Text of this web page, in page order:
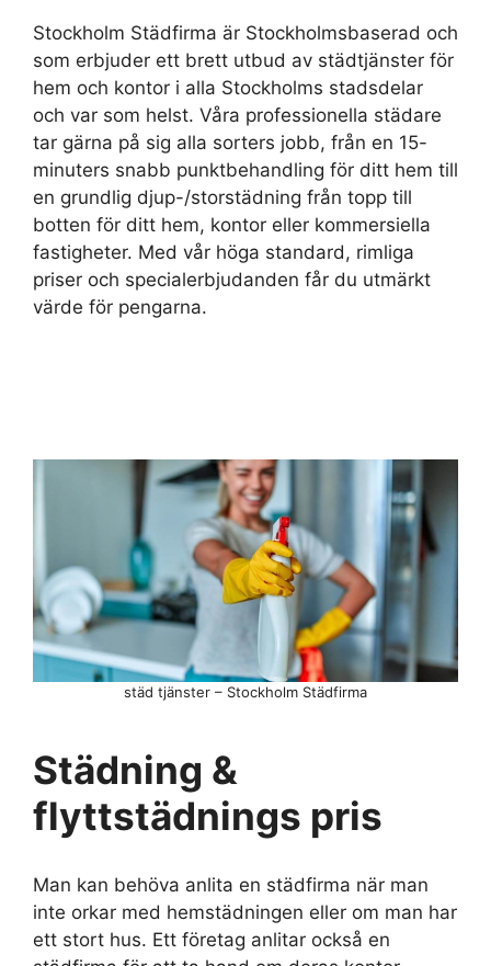
Stockholm Städfirma är Stockholmsbaserad och
som erbjuder ett brett utbud av städtjänster för
hem och kontor i alla Stockholms stadsdelar
och var som helst. Våra professionella städare
tar gärna på sig alla sorters jobb, från en 15-
minuters snabb punktbehandling för ditt hem till
en grundlig djup-/storstädning från topp till
botten för ditt hem, kontor eller kommersiella
fastigheter. Med vår höga standard, rimliga
priser och specialerbjudanden får du utmärkt
värde för pengarna.
städ tjänster – Stockholm Städfirma
Städning &
flyttstädnings pris
Man kan behöva anlita en städfirma när man
inte orkar med hemstädningen eller om man har
ett stort hus. Ett företag anlitar också en